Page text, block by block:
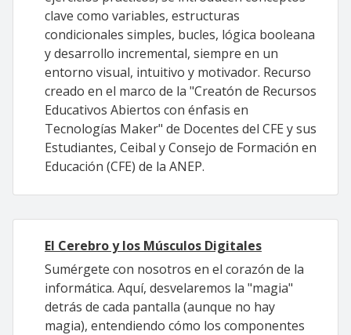
clave como variables, estructuras
condicionales simples, bucles, lógica booleana
y desarrollo incremental, siempre en un
entorno visual, intuitivo y motivador. Recurso
creado en el marco de la "Creatón de Recursos
Educativos Abiertos con énfasis en
Tecnologías Maker" de Docentes del CFE y sus
Estudiantes, Ceibal y Consejo de Formación en
Educación (CFE) de la ANEP.
El Cerebro y los Músculos Digitales
Sumérgete con nosotros en el corazón de la
informática. Aquí, desvelaremos la "magia"
detrás de cada pantalla (aunque no hay
magia), entendiendo cómo los componentes